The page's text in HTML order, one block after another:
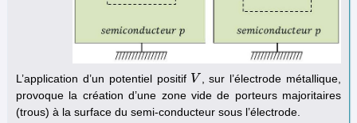
L’application d’un potentiel positif V
V , sur l’électrode métallique,
provoque la création d’une zone vide de porteurs majoritaires
(trous) à la surface du semi-conducteur sous l’électrode.